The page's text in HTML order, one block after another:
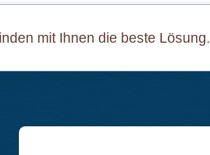
mit Ihnen die beste Lösung.